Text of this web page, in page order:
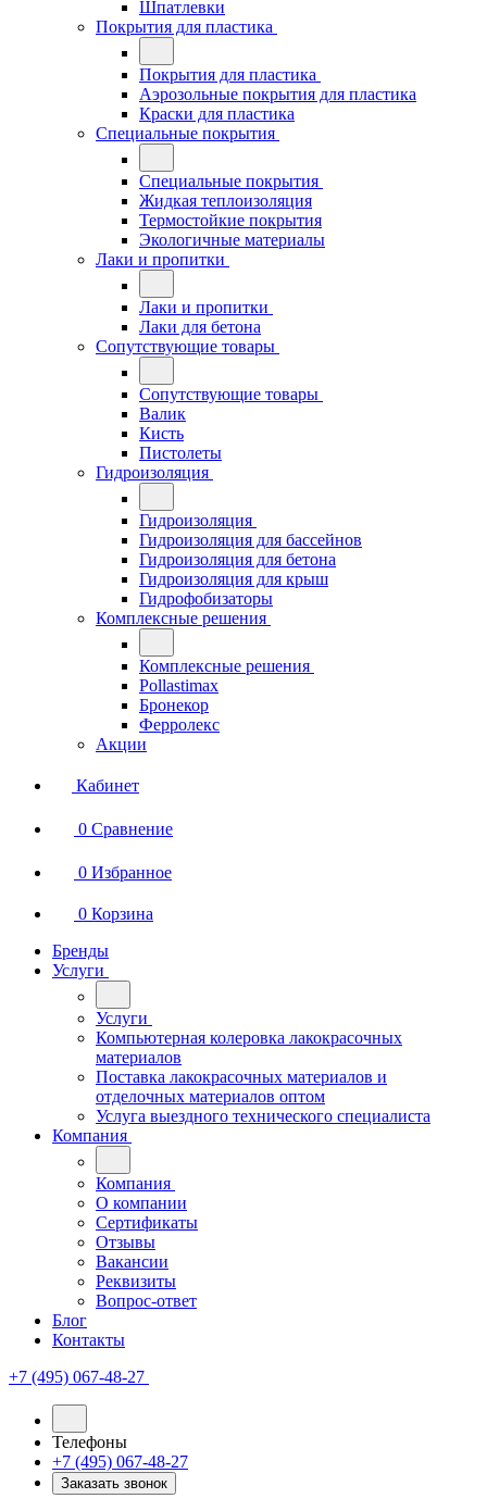
Шпатлевки
Покрытия для пластика
Покрытия для пластика
Аэрозольные покрытия для пластика
Краски для пластика
Специальные покрытия
Специальные покрытия
Жидкая теплоизоляция
Термостойкие покрытия
Экологичные материалы
Лаки и пропитки
Лаки и пропитки
Лаки для бетона
Сопутствующие товары
Сопутствующие товары
Валик
Кисть
Пистолеты
Гидроизоляция
Гидроизоляция
Гидроизоляция для бассейнов
Гидроизоляция для бетона
Гидроизоляция для крыш
Гидрофобизаторы
Комплексные решения
Комплексные решения
Pollastimax
Бронекор
Ферролекс
Акции
Кабинет
0 Сравнение
0 Избранное
0 Корзина
Бренды
Услуги
Услуги
Компьютерная колеровка лакокрасочных
материалов
Поставка лакокрасочных материалов и
отделочных материалов оптом
Услуга выездного технического специалиста
Компания
Компания
О компании
Сертификаты
Отзывы
Вакансии
Реквизиты
Вопрос-ответ
Блог
Контакты
+7 (495) 067-48-27
Телефоны
+7 (495) 067-48-27
Заказать звонок